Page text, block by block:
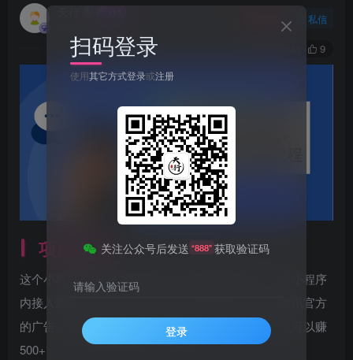
私信
9
项目介绍
这个小程序盈利模式非常简单，那就是腾讯广告，在小程序
内接入腾讯广告，用户访问小程序后就会看到一些腾讯官方
的广告，我们就是靠着这个模式盈利，别人号称一天可以赚
500+
扫码登录
使用其它方式登录或注册
关注公众号后发送 “888” 获取验证码
请输入验证码
登录